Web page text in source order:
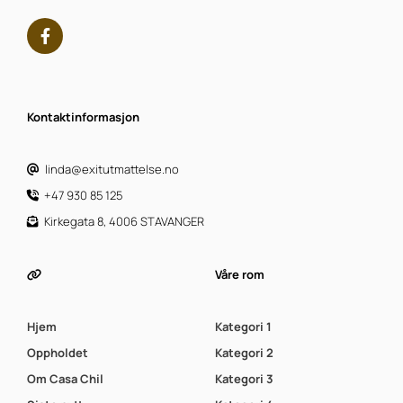
Kontaktinformasjon
@ linda@exitutmattelse.no
 +47 930 85 125
 Kirkegata 8, 4006 STAVANGER

Hjem
Oppholdet
Om Casa Chil
Våre rom
Kategori 1
Kategori 2
Kategori 3